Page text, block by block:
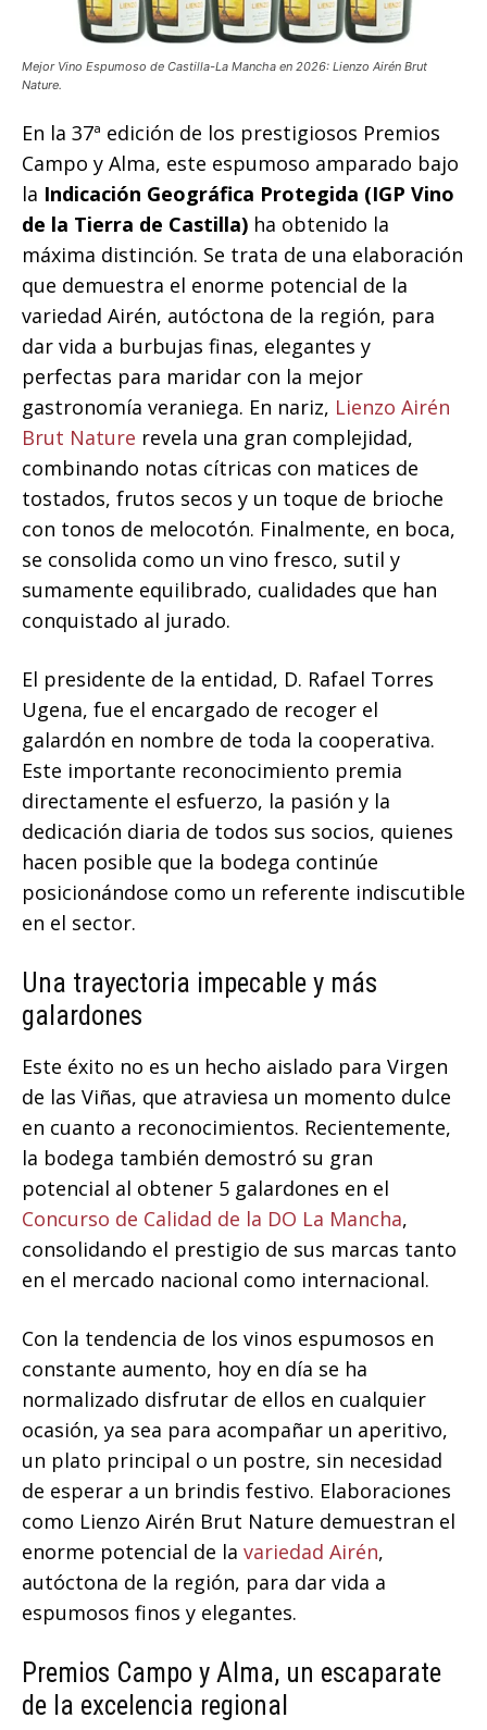
Mejor Vino Espumoso de Castilla-La Mancha en 2026: Lienzo Airén Brut
Nature.
En la 37ª edición de los prestigiosos Premios
Campo y Alma, este espumoso amparado bajo
la Indicación Geográfica Protegida (IGP Vino
de la Tierra de Castilla) ha obtenido la
máxima distinción. Se trata de una elaboración
que demuestra el enorme potencial de la
variedad Airén, autóctona de la región, para
dar vida a burbujas finas, elegantes y
perfectas para maridar con la mejor
gastronomía veraniega. En nariz, Lienzo Airén
Brut Nature revela una gran complejidad,
combinando notas cítricas con matices de
tostados, frutos secos y un toque de brioche
con tonos de melocotón. Finalmente, en boca,
se consolida como un vino fresco, sutil y
sumamente equilibrado, cualidades que han
conquistado al jurado.
El presidente de la entidad, D. Rafael Torres
Ugena, fue el encargado de recoger el
galardón en nombre de toda la cooperativa.
Este importante reconocimiento premia
directamente el esfuerzo, la pasión y la
dedicación diaria de todos sus socios, quienes
hacen posible que la bodega continúe
posicionándose como un referente indiscutible
en el sector.
Una trayectoria impecable y más
galardones
Este éxito no es un hecho aislado para Virgen
de las Viñas, que atraviesa un momento dulce
en cuanto a reconocimientos. Recientemente,
la bodega también demostró su gran
potencial al obtener 5 galardones en el
Concurso de Calidad de la DO La Mancha,
consolidando el prestigio de sus marcas tanto
en el mercado nacional como internacional.
Con la tendencia de los vinos espumosos en
constante aumento, hoy en día se ha
normalizado disfrutar de ellos en cualquier
ocasión, ya sea para acompañar un aperitivo,
un plato principal o un postre, sin necesidad
de esperar a un brindis festivo. Elaboraciones
como Lienzo Airén Brut Nature demuestran el
enorme potencial de la variedad Airén,
autóctona de la región, para dar vida a
espumosos finos y elegantes.
Premios Campo y Alma, un escaparate
de la excelencia regional